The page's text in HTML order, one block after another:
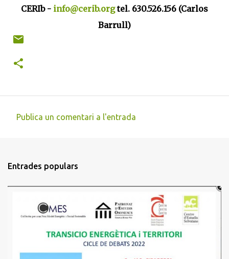
CERIb - info@cerib.orgtel. 630.526.156 (Carlos
Barrull)
e
n
a
Publica un comentari a l'entrada
Entrades populars